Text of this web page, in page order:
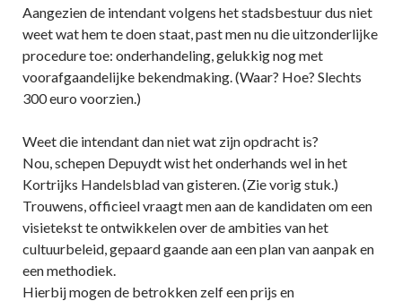
Aangezien de intendant volgens het stadsbestuur dus niet
weet wat hem te doen staat, past men nu die uitzonderlijke
procedure toe: onderhandeling, gelukkig nog met
voorafgaandelijke bekendmaking. (Waar? Hoe? Slechts
300 euro voorzien.)
Weet die intendant dan niet wat zijn opdracht is?
Nou, schepen Depuydt wist het onderhands wel in het
Kortrijks Handelsblad van gisteren. (Zie vorig stuk.)
Trouwens, officieel vraagt men aan de kandidaten om een
visietekst te ontwikkelen over de ambities van het
cultuurbeleid, gepaard gaande aan een plan van aanpak en
een methodiek.
Hierbij mogen de betrokken zelf een prijs en